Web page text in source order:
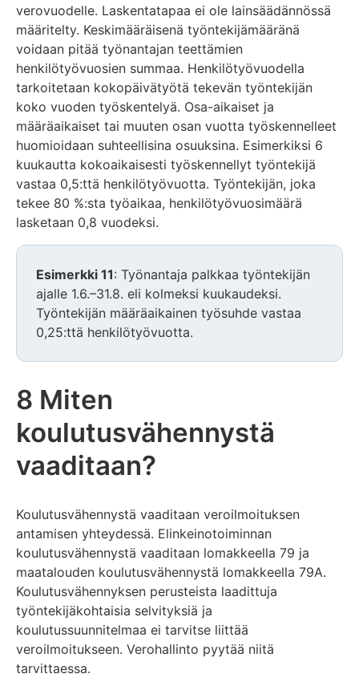
verovuodelle. Laskentatapaa ei ole lainsäädännössä
määritelty. Keskimääräisenä työntekijämääränä
voidaan pitää työnantajan teettämien
henkilötyövuosien summaa. Henkilötyövuodella
tarkoitetaan kokopäivätyötä tekevän työntekijän
koko vuoden työskentelyä. Osa-aikaiset ja
määräaikaiset tai muuten osan vuotta työskennelleet
huomioidaan suhteellisina osuuksina. Esimerkiksi 6
kuukautta kokoaikaisesti työskennellyt työntekijä
vastaa 0,5:ttä henkilötyövuotta. Työntekijän, joka
tekee 80 %:sta työaikaa, henkilötyövuosimäärä
lasketaan 0,8 vuodeksi.
Esimerkki 11: Työnantaja palkkaa työntekijän
ajalle 1.6.–31.8. eli kolmeksi kuukaudeksi.
Työntekijän määräaikainen työsuhde vastaa
0,25:ttä henkilötyövuotta.
8 Miten
koulutusvähennystä
vaaditaan?
Koulutusvähennystä vaaditaan veroilmoituksen
antamisen yhteydessä. Elinkeinotoiminnan
koulutusvähennystä vaaditaan lomakkeella 79 ja
maatalouden koulutusvähennystä lomakkeella 79A.
Koulutusvähennyksen perusteista laadittuja
työntekijäkohtaisia selvityksiä ja
koulutussuunnitelmaa ei tarvitse liittää
veroilmoitukseen. Verohallinto pyytää niitä
tarvittaessa.